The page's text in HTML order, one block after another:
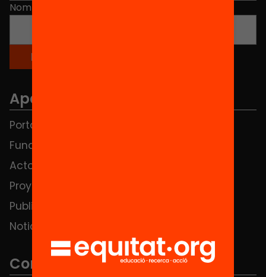
Nombre
Apartados
Portada
Fundación
Actos
Proyectos
Publicaciones y vídeos
Noticias
Contacto